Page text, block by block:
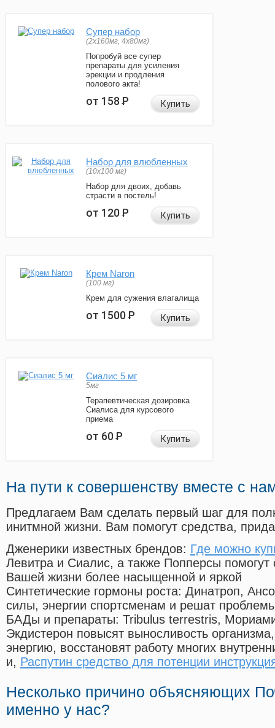
Супер набор
(2х160мг, 4х80мг)
Попробуй все супер
препараты для усиления
эрекции и продления
полового акта!
от 158Р Купить
Набор для влюбленных
(10х100 мг)
Набор для двоих, добавь
страсти в постель!
от 120Р Купить
Крем Naron
(100 мг)
Крем для сужения влагалища
от 1500Р Купить
Сиалис 5 мг
5мг
Терапевтическая дозировка
Сиалиса для курсового
приема
от 60Р Купить
На пути к совершенству вместе с
Предлагаем Вам сделать первый шаг для
инитмной жизни. Вам помогут средства,
Дженерики известных брендов: Где можно
Левитра и Сиалис, а также Попперсы помогут
Вашей жизни более насыщенной и яркой
Синтетические гормоны роста: Динатроп,
силы, энергии спортсменам и решат
БАДы и препараты: Tribulus terrestris,
Экдистерон повысят выносливость
энергию, восстановят работу многих
и, Распутин средство для потенции
Несколько причино объясняющих
именно у нас?